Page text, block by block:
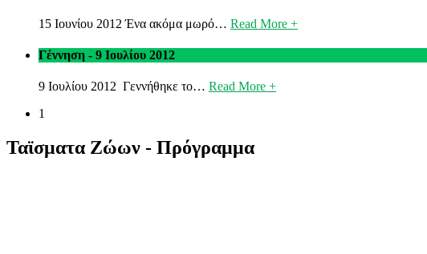
15 Ιουνίου 2012 Ένα ακόμα μωρό… Read More +
Γέννηση - 9 Ιουλίου 2012
9 Ιουλίου 2012 Γεννήθηκε το… Read More +
1
Ταϊσματα Ζώων - Πρόγραμμα